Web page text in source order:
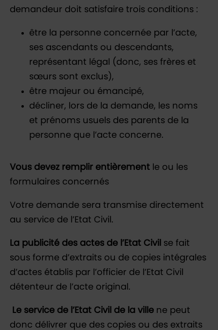
demandeur doit satisfaire trois conditions :
être la personne concernée par l’acte,
ses ascendants ou descendants,
représentant légal (donc, ses frères et
sœurs sont exclus),
être majeur ou émancipé,
décliner, lors de la demande, les noms
et prénoms usuels des parents de la
personne que l’acte concerne.
Vous devez remplir entièrement le ou les
formulaires concernés
Votre demande sera transmise directement
au service de l’Etat Civil.
La publicité des actes de l’Etat Civil se fait
sous forme d’extraits ou de copies intégrales
d’actes établis par l’officier de l’Etat Civil
détenteur de l’acte original.
Le service de l’Etat Civil de la ville ne peut
donc délivrer que des copies ou des extraits